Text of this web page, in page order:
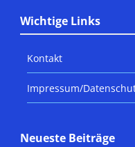
Wichtige Links
Kontakt
Impressum/
Neueste Beiträge